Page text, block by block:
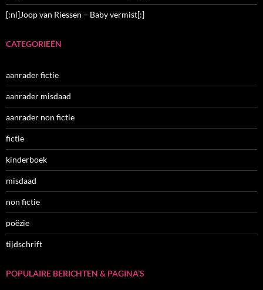
[:nl]Joop van Riessen – Baby vermist[:]
CATEGORIEËN
aanrader fictie
aanrader misdaad
aanrader non fictie
fictie
kinderboek
misdaad
non fictie
poëzie
tijdschrift
POPULAIRE BERICHTEN & PAGINA’S